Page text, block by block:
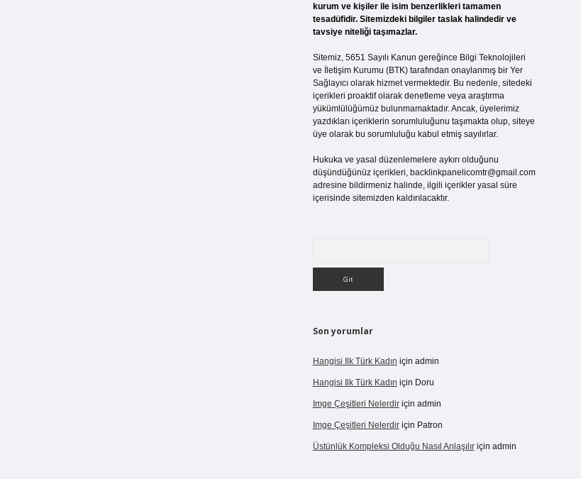
kurum ve kişiler ile isim benzerlikleri tamamen
tesadüfidir. Sitemizdeki bilgiler taslak halindedir ve
tavsiye niteliği taşımazlar.
Sitemiz, 5651 Sayılı Kanun gereğince Bilgi Teknolojileri
ve İletişim Kurumu (BTK) tarafından onaylanmış bir Yer
Sağlayıcı olarak hizmet vermektedir. Bu nedenle, sitedeki
içerikleri proaktif olarak denetleme veya araştırma
yükümlülüğümüz bulunmamaktadır. Ancak, üyelerimiz
yazdıkları içeriklerin sorumluluğunu taşımakta olup, siteye
üye olarak bu sorumluluğu kabul etmiş sayılırlar.
Hukuka ve yasal düzenlemelere aykırı olduğunu
düşündüğünüz içerikleri, backlinkpanelicomtr@gmail.com
adresine bildirmeniz halinde, ilgili içerikler yasal süre
içerisinde sitemizden kaldırılacaktır.
Son yorumlar
Hangisi Ilk Türk Kadın için admin
Hangisi Ilk Türk Kadın için Doru
Imge Çeşitleri Nelerdiriçin admin
Imge Çeşitleri Nelerdiriçin Patron
Üstünlük Kompleksi Olduğu Nasıl Anlaşılıriçin admin